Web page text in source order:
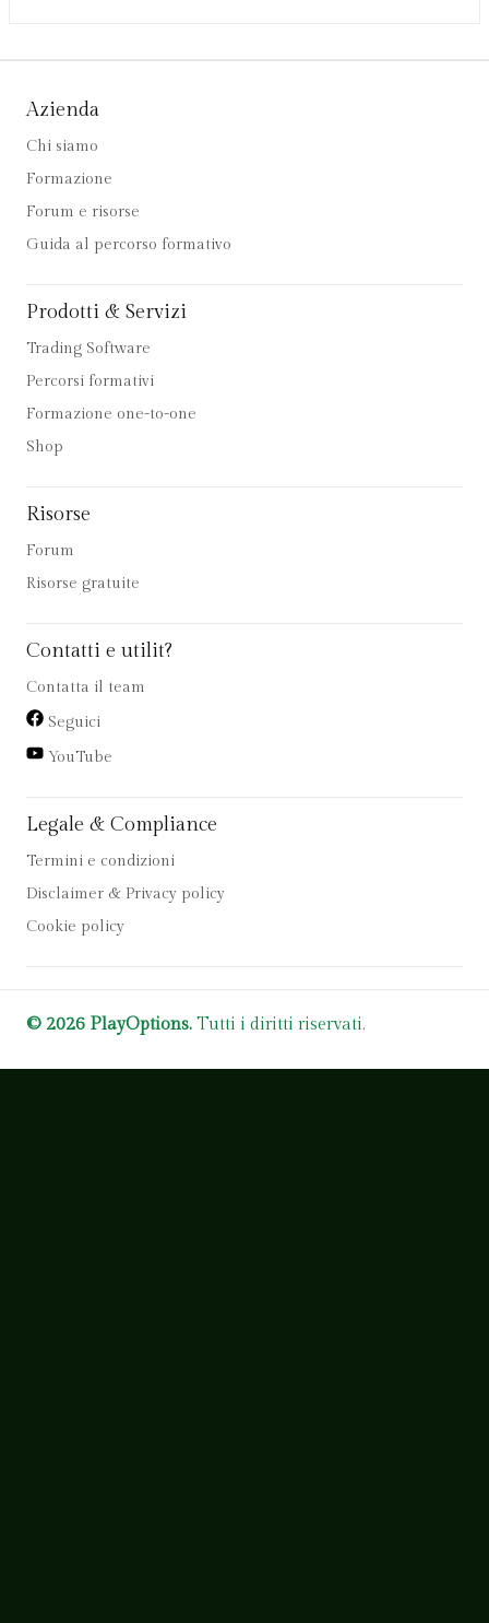
Azienda
Chi siamo
Formazione
Forum e risorse
Guida al percorso formativo
Prodotti & Servizi
Trading Software
Percorsi formativi
Formazione one-to-one
Shop
Risorse
Forum
Risorse gratuite
Contatti e utilit?
Contatta il team
Seguici
YouTube
Legale & Compliance
Termini e condizioni
Disclaimer & Privacy policy
Cookie policy
© 2026 PlayOptions. Tutti i diritti riservati.